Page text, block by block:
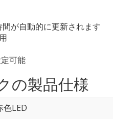
が自動的に更新されます
可能
の製品仕様
色LED